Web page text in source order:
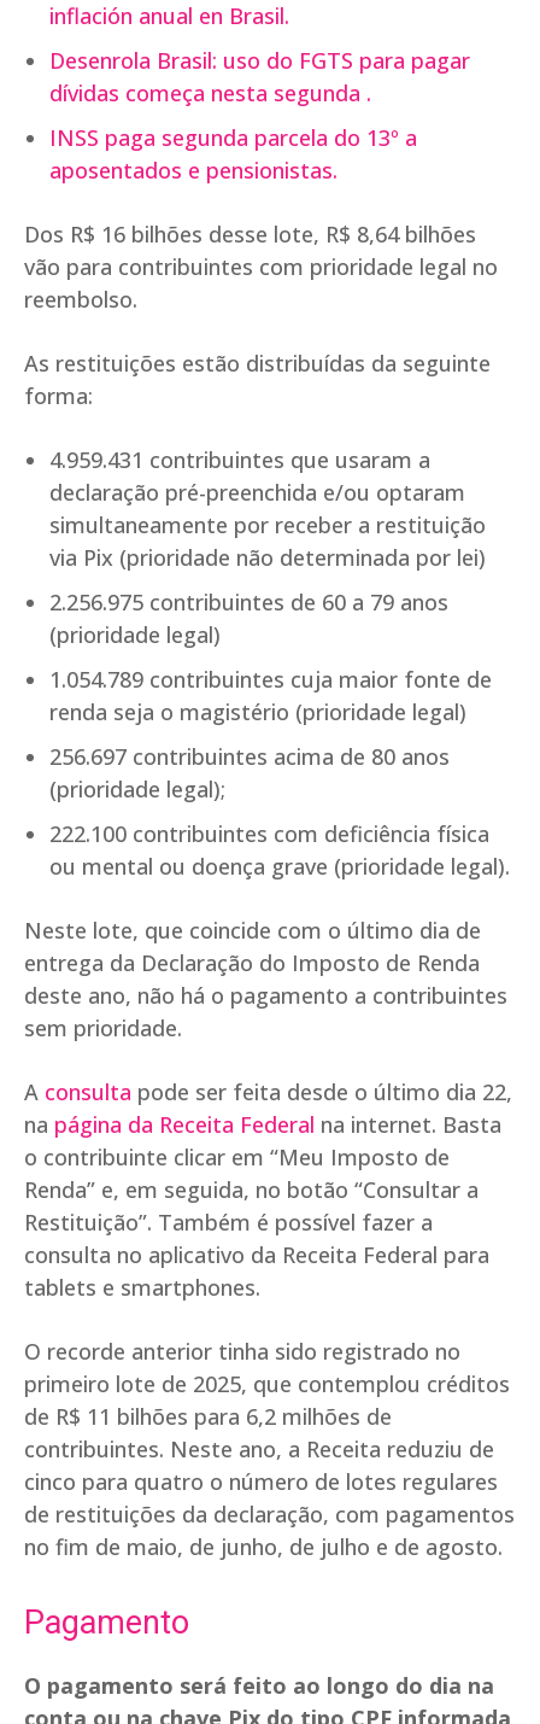
inflación anual en Brasil.
Desenrola Brasil: uso do FGTS para pagar
dívidas começa nesta segunda .
INSS paga segunda parcela do 13º a
aposentados e pensionistas.
Dos R$ 16 bilhões desse lote, R$ 8,64 bilhões
vão para contribuintes com prioridade legal no
reembolso.
As restituições estão distribuídas da seguinte
forma:
4.959.431 contribuintes que usaram a
declaração pré-preenchida e/ou optaram
simultaneamente por receber a restituição
via Pix (prioridade não determinada por lei)
2.256.975 contribuintes de 60 a 79 anos
(prioridade legal)
1.054.789 contribuintes cuja maior fonte de
renda seja o magistério (prioridade legal)
256.697 contribuintes acima de 80 anos
(prioridade legal);
222.100 contribuintes com deficiência física
ou mental ou doença grave (prioridade legal).
Neste lote, que coincide com o último dia de
entrega da Declaração do Imposto de Renda
deste ano, não há o pagamento a contribuintes
sem prioridade.
A consulta pode ser feita desde o último dia 22,
na página da Receita Federal na internet. Basta
o contribuinte clicar em “Meu Imposto de
Renda” e, em seguida, no botão “Consultar a
Restituição”. Também é possível fazer a
consulta no aplicativo da Receita Federal para
tablets e smartphones.
O recorde anterior tinha sido registrado no
primeiro lote de 2025, que contemplou créditos
de R$ 11 bilhões para 6,2 milhões de
contribuintes. Neste ano, a Receita reduziu de
cinco para quatro o número de lotes regulares
de restituições da declaração, com pagamentos
no fim de maio, de junho, de julho e de agosto.
Pagamento
O pagamento será feito ao longo do dia na